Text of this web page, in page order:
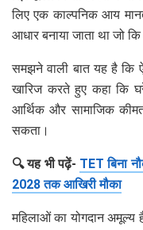
लिए एक काल्पनिक आय
आधार बनाया जाता था जो
समझने वाली बात यह है कि
खारिज करते हुए कहा कि
आर्थिक और सामाजिक
सकता।
🔍 यह भी पढ़ें- TET बिना
2028 तक आखिरी मौका
महिलाओं का योगदान अमूल्य